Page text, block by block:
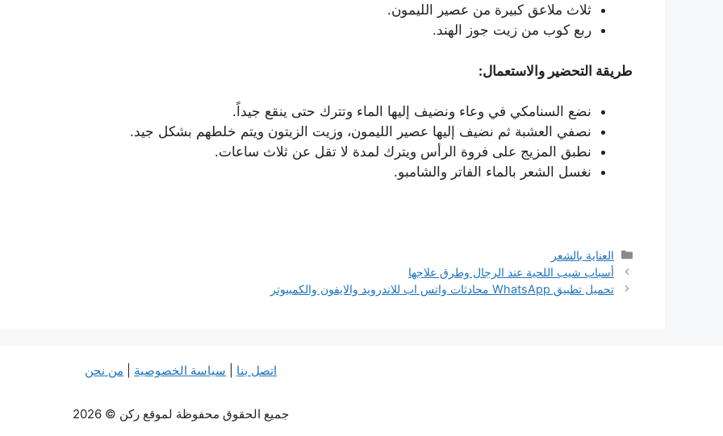
ثلاث ملاعق كبيرة من عصير الليمون.
ربع كوب من زيت جوز الهند.
طريقة التحضير والاستعمال:
نضع السنامكي في وعاء ونضيف إليها الماء وتترك حتى ينقع جيداً.
نصفي العشبة ثم نضيف إليها عصير الليمون، وزيت الزيتون ويتم خلطهم بشكل جيد.
نطبق المزيج على فروة الرأس ويترك لمدة لا تقل عن ثلاث ساعات.
نغسل الشعر بالماء الفاتر والشامبو.
التصنيفات
العناية بالشعر
أسباب شيب اللحية عند الرجال وطرق علاجها
تحميل تطبيق WhatsApp محادثات واتس اب للاندرويد والايفون والكمبيوتر
اتصل بنا سياسة الخصوصية من نحن
جميع الحقوق محفوظة لموقع ركن © 2026